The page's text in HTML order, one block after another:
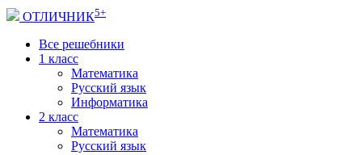
ОТЛИЧНИК5+
Все решебники
1 класс
Математика
Русский язык
Информатика
2 класс
Математика
Русский язык